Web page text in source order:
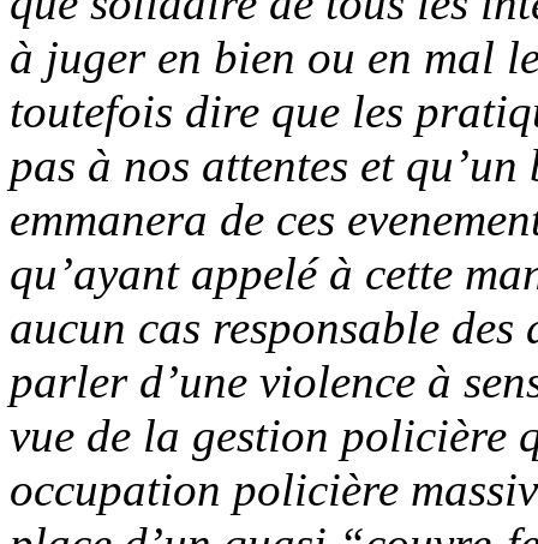
à juger en bien ou en mal
toutefois dire que les
pas à nos attentes et
emmanera de ces
qu’ayant appelé à cette
aucun cas responsable
parler d’une violence à
vue de la gestion policière
occupation policière